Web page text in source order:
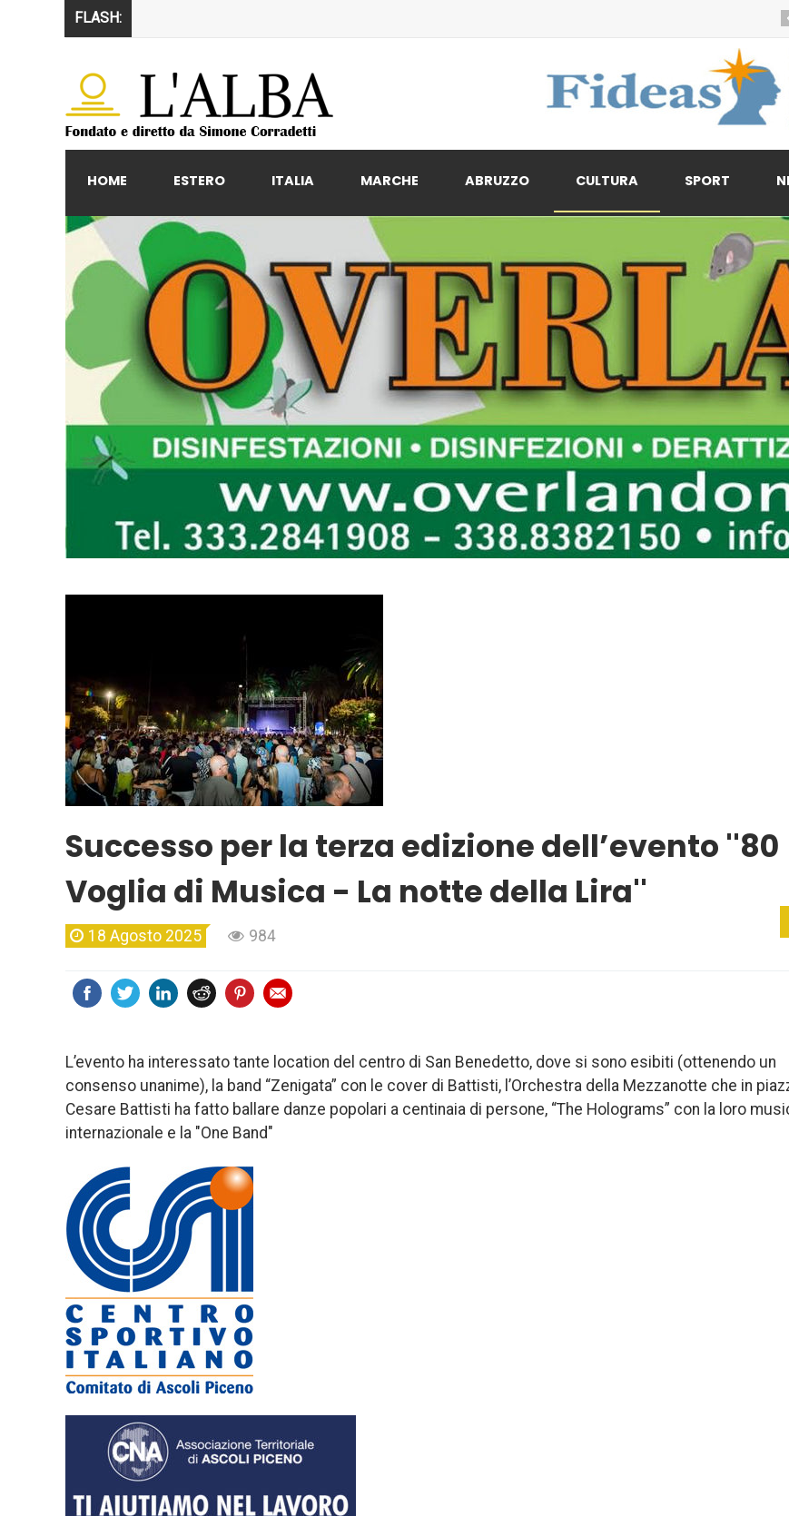
FLASH:
HOME ESTERO ITALIA MARCHE ABRUZZO CULTURA SPORT
Successo per la terza edizione dell’evento ''80
Voglia di Musica - La notte della Lira''
18 Agosto 2025 984
L’evento ha interessato tante location del centro di San Benedetto, dove si sono esibiti (ottenendo un
consenso unanime), la band “Zenigata” con le cover di Battisti, l’Orchestra della Mezzanotte che in
Cesare Battisti ha fatto ballare danze popolari a centinaia di persone, “The Holograms” con la loro
internazionale e la "One Band"